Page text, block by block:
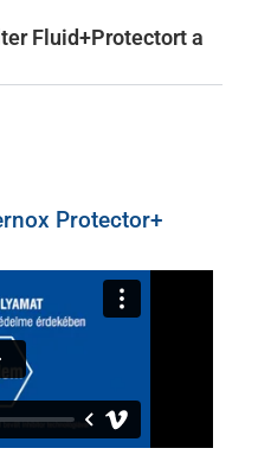
Fluid+Protectort a
Protector+